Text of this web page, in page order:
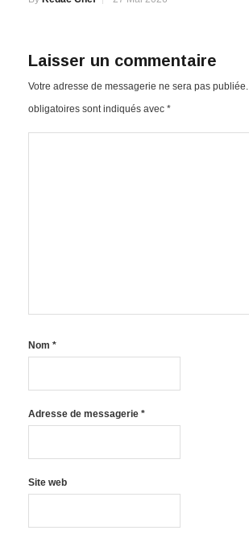
Laisser un commentaire
Votre adresse de messagerie ne sera pas publiée.
obligatoires sont indiqués avec *
Nom *
Adresse de messagerie *
Site web